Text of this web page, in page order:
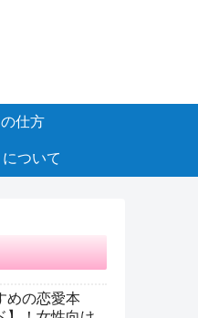
仕方
ついて
めの恋愛本